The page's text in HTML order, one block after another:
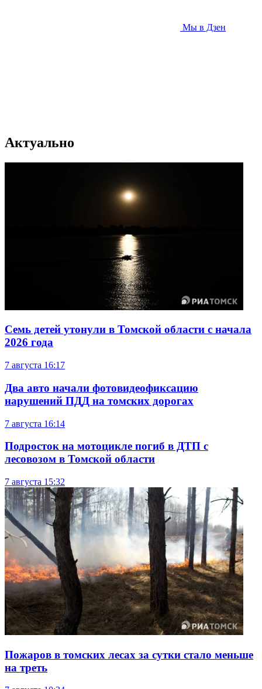
Мы в Дзен
Актуально
Семь детей утонули в Томской области с начала
2026 года
7 августа 16:17
Два авто начали фотовидеофиксацию
нарушений ПДД на томских дорогах
7 августа 16:14
Подросток на мотоцикле погиб в ДТП с
лесовозом в Томской области
7 августа 15:32
Пожаров в томских лесах за сутки стало меньше
на треть